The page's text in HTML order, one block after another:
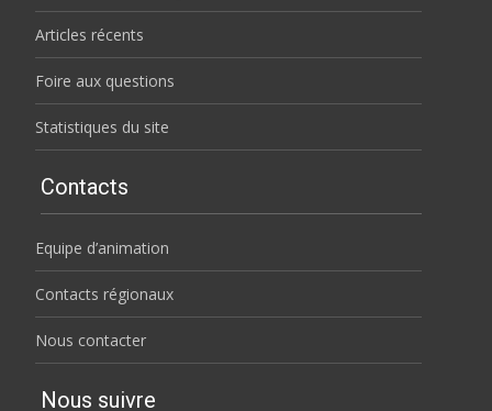
Articles récents
Foire aux questions
Statistiques du site
Contacts
Equipe d’animation
Contacts régionaux
Nous contacter
Nous suivre